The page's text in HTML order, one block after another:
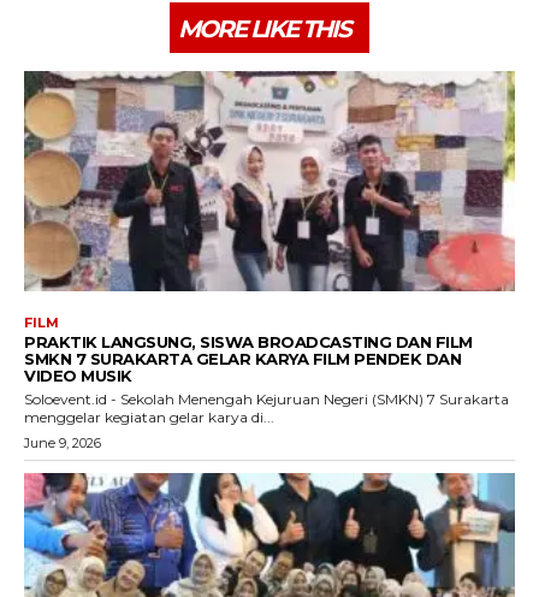
MORE LIKE THIS
FILM
PRAKTIK LANGSUNG, SISWA BROADCASTING DAN FILM
SMKN 7 SURAKARTA GELAR KARYA FILM PENDEK DAN
VIDEO MUSIK
Soloevent.id - Sekolah Menengah Kejuruan Negeri (SMKN) 7 Surakarta
menggelar kegiatan gelar karya di...
June 9, 2026